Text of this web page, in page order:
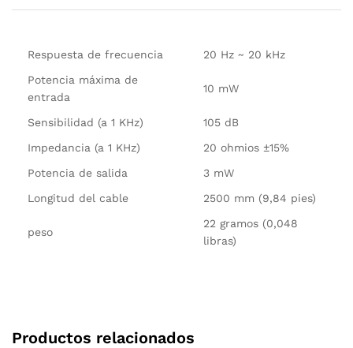
Respuesta de frecuencia
20 Hz ~ 20 kHz
Potencia máxima de
entrada
10 mW
Sensibilidad (a 1 KHz)
105 dB
Impedancia (a 1 KHz)
20 ohmios ±15%
Potencia de salida
3 mW
Longitud del cable
2500 mm (9,84 pies)
peso
22 gramos (0,048
libras)
Productos relacionados